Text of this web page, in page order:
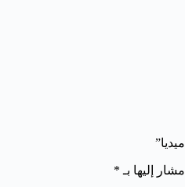
إليها بـ *